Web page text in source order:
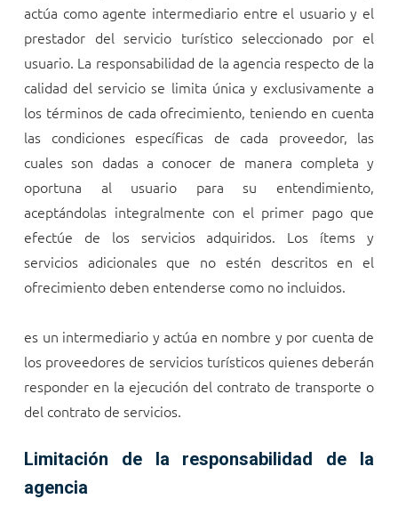
actúa como agente intermediario entre el usuario y el
prestador del servicio turístico seleccionado por el
usuario. La responsabilidad de la agencia respecto de la
calidad del servicio se limita única y exclusivamente a
los términos de cada ofrecimiento, teniendo en cuenta
las condiciones específicas de cada proveedor, las
cuales son dadas a conocer de manera completa y
oportuna al usuario para su entendimiento,
aceptándolas integralmente con el primer pago que
efectúe de los servicios adquiridos. Los ítems y
servicios adicionales que no estén descritos en el
ofrecimiento deben entenderse como no incluidos.
es un intermediario y actúa en nombre y por cuenta de
los proveedores de servicios turísticos quienes deberán
responder en la ejecución del contrato de transporte o
del contrato de servicios.
Limitación de la responsabilidad de la
agencia